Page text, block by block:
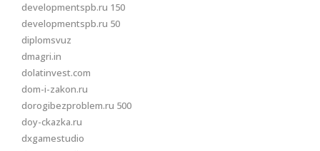
developmentspb.ru 150
developmentspb.ru 50
diplomsvuz
dmagri.in
dolatinvest.com
dom-i-zakon.ru
dorogibezproblem.ru 500
doy-ckazka.ru
dxgamestudio